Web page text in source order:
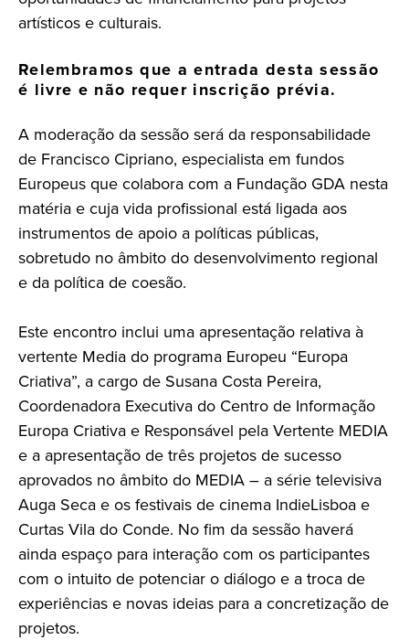
artísticos e culturais.
Relembramos que a entrada desta sessão
é livre e não requer inscrição prévia.
A moderação da sessão será da responsabilidade
de Francisco Cipriano, especialista em fundos
Europeus que colabora com a Fundação GDA nesta
matéria e cuja vida profissional está ligada aos
instrumentos de apoio a políticas públicas,
sobretudo no âmbito do desenvolvimento regional
e da política de coesão.
Este encontro inclui uma apresentação relativa à
vertente Media do programa Europeu “Europa
Criativa”, a cargo de Susana Costa Pereira,
Coordenadora Executiva do Centro de Informação
Europa Criativa e Responsável pela Vertente MEDIA
e a apresentação de três projetos de sucesso
aprovados no âmbito do MEDIA – a série televisiva
Auga Seca e os festivais de cinema IndieLisboa e
Curtas Vila do Conde. No fim da sessão haverá
ainda espaço para interação com os participantes
com o intuito de potenciar o diálogo e a troca de
experiências e novas ideias para a concretização de
projetos.